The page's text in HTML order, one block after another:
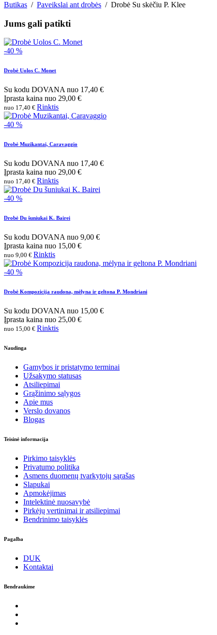
Butikas / Paveikslai ant drobės / Drobė Su skėčiu P. Klee
Jums gali patikti
-40 %
Drobė Uolos C. Monet
Su kodu DOVANA nuo 17,40 €
Įprasta kaina nuo 29,00 €
nuo 17,40 € Rinktis
-40 %
Drobė Muzikantai, Caravaggio
Su kodu DOVANA nuo 17,40 €
Įprasta kaina nuo 29,00 €
nuo 17,40 € Rinktis
-40 %
Drobė Du šuniukai K. Bairei
Su kodu DOVANA nuo 9,00 €
Įprasta kaina nuo 15,00 €
nuo 9,00 € Rinktis
-40 %
Drobė Kompozicija raudona, mėlyna ir geltona P. Mondriani
Su kodu DOVANA nuo 15,00 €
Įprasta kaina nuo 25,00 €
nuo 15,00 € Rinktis
Naudinga
Gamybos ir pristatymo terminai
Užsakymo statusas
Atsiliepimai
Grąžinimo sąlygos
Apie mus
Verslo dovanos
Blogas
Teisinė informacija
Pirkimo taisyklės
Privatumo politika
Asmens duomenų tvarkytojų sąrašas
Slapukai
Apmokėjimas
Intelektinė nuosavybė
Pirkėjų vertinimai ir atsiliepimai
Bendrinimo taisyklės
Pagalba
DUK
Kontaktai
Bendraukime